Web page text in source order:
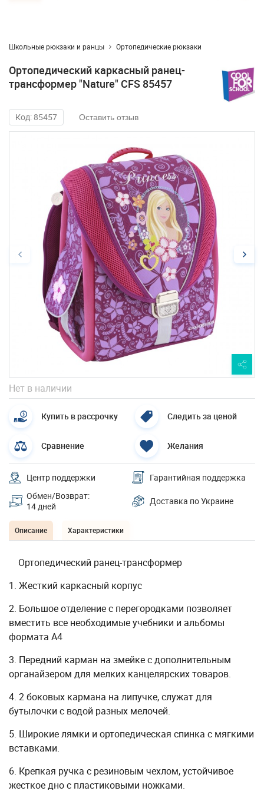
Школьные рюкзаки и ранцы Ортопедические рюкзаки
Ортопедический каркасный ранец-
трансформер "Nature" CFS 85457
Код: 85457 Оставить отзыв
Нет в наличии
Купить в рассрочку Следить за ценой
Сравнение Желания
Центр поддержки
Гарантийная поддержка
Обмен/Возврат:
14 дней
Доставка по Украине
Описание Характеристики
Ортопедический ранец-трансформер
1. Жесткий каркасный корпус
2. Большое отделение с перегородками позволяет
вместить все необходимые учебники и альбомы
формата А4
3. Передний карман на змейке с дополнительным
органайзером для мелких канцелярских товаров.
4. 2 боковых кармана на липучке, служат для
бутылочки с водой разных мелочей.
5. Широкие лямки и ортопедическая спинка с мягкими
вставками.
6. Крепкая ручка с резиновым чехлом, устойчивое
жесткое дно с пластиковыми ножками.